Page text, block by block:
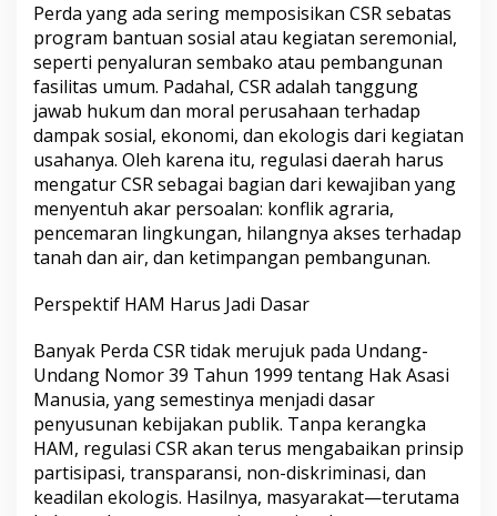
Perda yang ada sering memposisikan CSR sebatas
program bantuan sosial atau kegiatan seremonial,
seperti penyaluran sembako atau pembangunan
fasilitas umum. Padahal, CSR adalah tanggung
jawab hukum dan moral perusahaan terhadap
dampak sosial, ekonomi, dan ekologis dari kegiatan
usahanya. Oleh karena itu, regulasi daerah harus
mengatur CSR sebagai bagian dari kewajiban yang
menyentuh akar persoalan: konflik agraria,
pencemaran lingkungan, hilangnya akses terhadap
tanah dan air, dan ketimpangan pembangunan.
Perspektif HAM Harus Jadi Dasar
Banyak Perda CSR tidak merujuk pada Undang-
Undang Nomor 39 Tahun 1999 tentang Hak Asasi
Manusia, yang semestinya menjadi dasar
penyusunan kebijakan publik. Tanpa kerangka
HAM, regulasi CSR akan terus mengabaikan prinsip
partisipasi, transparansi, non-diskriminasi, dan
keadilan ekologis. Hasilnya, masyarakat—terutama